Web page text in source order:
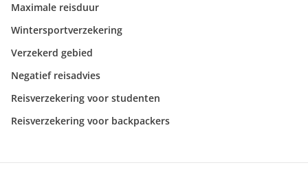
Maximale reisduur
Wintersportverzekering
Verzekerd gebied
Negatief reisadvies
Reisverzekering voor studenten
Reisverzekering voor backpackers